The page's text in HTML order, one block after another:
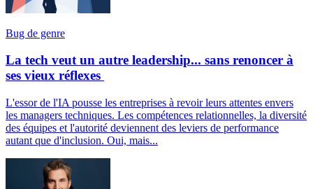
Bug de genre
La tech veut un autre leadership... sans renoncer à
ses vieux réflexes
L'essor de l'IA pousse les entreprises à revoir leurs attentes envers
les managers techniques. Les compétences relationnelles, la diversité
des équipes et l'autorité deviennent des leviers de performance
autant que d'inclusion. Oui, mais...